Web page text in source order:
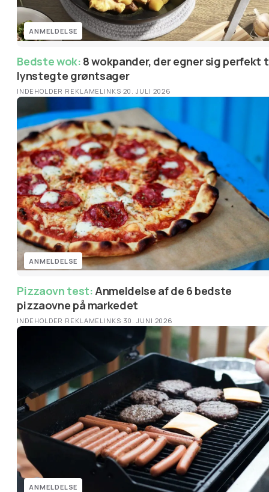
ANMELDELSE
Bedste wok:
lynstegte grøntsager
INDEHOLDER REKLAMELINKS·20. JULI 2026
ANMELDELSE
Pizzaovn test:Anmeldelse af de 6 bedste
pizzaovne på markedet
INDEHOLDER REKLAMELINKS·30. JUNI 2026
ANMELDELSE